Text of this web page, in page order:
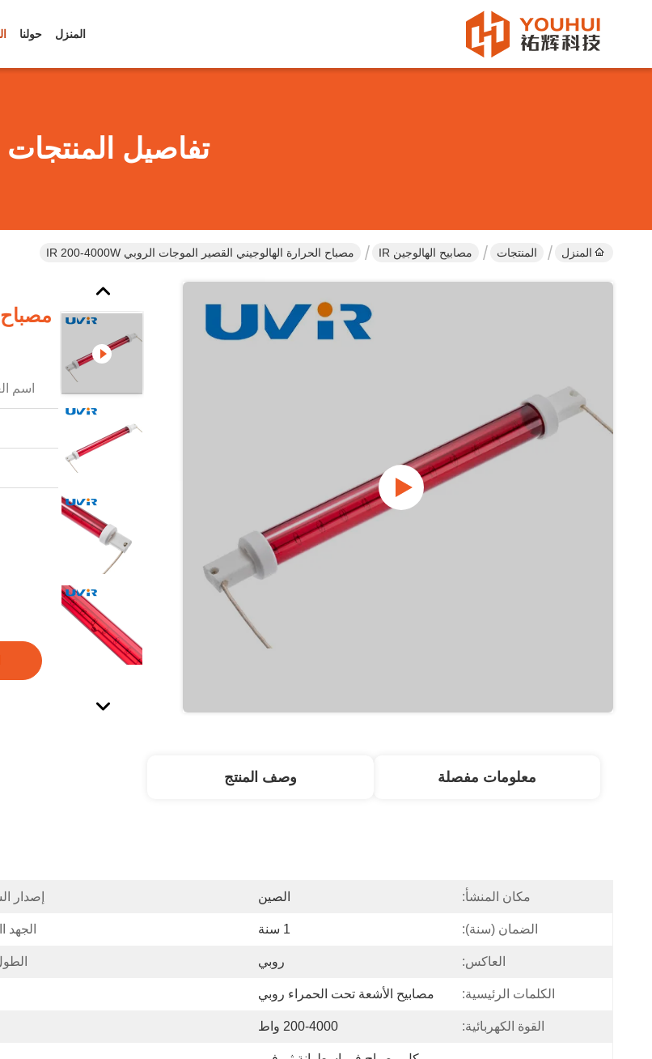
المنزل حولنا
تفاصيل المنتجات
المنزل المنتجات مصابيح الهالوجين IR مصباح الحرارة الهالوجيني القصير الموجات الروبي IR 200-4000W
مصباح
اسم
معلومات مفصلة وصف المنتج
مكان المنشأ: الصين إصدار
الضمان (سنة): 1 سنة الجهد
العاكس: روبي
الكلمات الرئيسية: مصابيح الأشعة تحت الحمراء روبي
القوة الكهربائية: 200-4000 واط